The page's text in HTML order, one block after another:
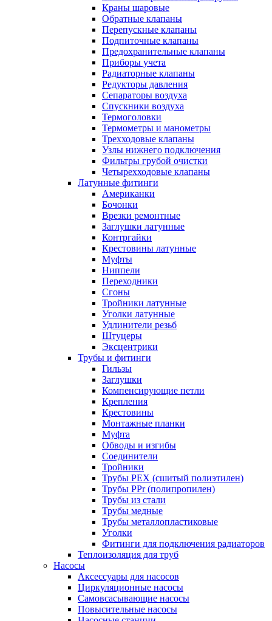
Краны шаровые
Обратные клапаны
Перепускные клапаны
Подпиточные клапаны
Предохранительные клапаны
Приборы учета
Радиаторные клапаны
Редукторы давления
Сепараторы воздуха
Спускники воздуха
Термоголовки
Термометры и манометры
Трехходовые клапаны
Узлы нижнего подключения
Фильтры грубой очистки
Четырехходовые клапаны
Латунные фитинги
Американки
Бочонки
Врезки ремонтные
Заглушки латунные
Контргайки
Крестовины латунные
Муфты
Ниппели
Переходники
Сгоны
Тройники латунные
Уголки латунные
Удлинители резьб
Штуцеры
Эксцентрики
Трубы и фитинги
Гильзы
Заглушки
Компенсирующие петли
Крепления
Крестовины
Монтажные планки
Муфта
Обводы и изгибы
Соединители
Тройники
Трубы PEX (сшитый полиэтилен)
Трубы PPr (полипропилен)
Трубы из стали
Трубы медные
Трубы металлопластиковые
Уголки
Фитинги для подключения радиаторов
Теплоизоляция для труб
Насосы
Аксессуары для насосов
Циркуляционные насосы
Самовсасывающие насосы
Повысительные насосы